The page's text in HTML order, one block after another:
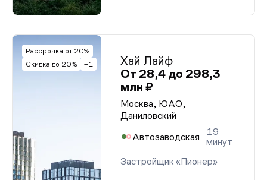
Рассрочка от 20%
Скидка до 20%
+1
Хай Лайф
От 28,4 до 298,3
млн ₽
Москва, ЮАО,
Даниловский
Автозаводская
19
минут
Застройщик «Пионер»